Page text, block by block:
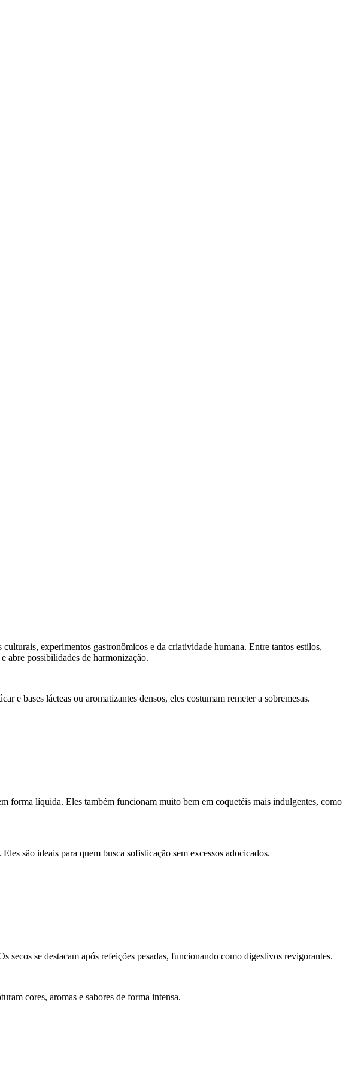
(cremoso,
experimentos gastronômicos e da criatividade humana. Entre tantos estilos,
abre possibilidades de harmonização.
e bases lácteas ou aromatizantes densos, eles costumam remeter a sobremesas.
forma líquida. Eles também funcionam muito bem em coquetéis mais indulgentes, como
são ideais para quem busca sofisticação sem excessos adocicados.
secos se destacam após refeições pesadas, funcionando como digestivos revigorantes.
cores, aromas e sabores de forma intensa.